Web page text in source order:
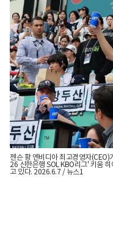
젠슨 황 엔비디아 최고경영자
26 신한은행 SOL KBO리그' 키움
고 있다. 2026.6.7 / 뉴스1